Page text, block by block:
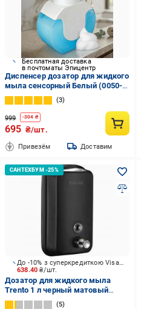
Бесплатная доставка
в почтоматы Эпицентр
Диспенсер дозатор для жидкого
мыла сенсорный Белый (0050-
0001)
3
999 -304 ₴
695 ₴/шт.
Привезём Доставим
638.40₴/шт.
До -10% з суперкредиткою Visa Вигода
Дозатор для жидкого мыла
Trento 1 л черный матовый
(60445)
5